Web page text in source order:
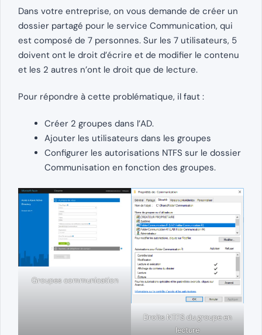
Dans votre entreprise, on vous demande de créer un
dossier partagé pour le service Communication, qui
est composé de 7 personnes. Sur les 7 utilisateurs, 5
doivent ont le droit d’écrire et de modifier le contenu
et les 2 autres n’ont le droit que de lecture.
Pour répondre à cette problématique, il faut :
Créer 2 groupes dans l’AD.
Ajouter les utilisateurs dans les groupes
Configurer les autorisations NTFS sur le dossier
Communisation en fonction des groupes.
Groupes communication
Droits NTFS du groupe en
lecture